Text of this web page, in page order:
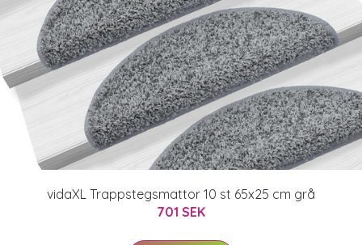
vidaXL Trappstegsmattor 10 st 65x25 cm grå
701 SEK